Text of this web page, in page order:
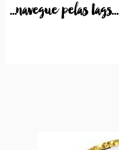
...navegue pelas tags...